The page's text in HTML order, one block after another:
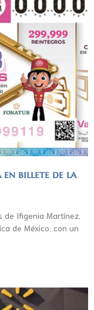
en billete de la
de Ifigenia Martínez,
de México, con un